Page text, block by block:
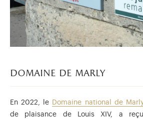
domaine de marly
En 2022, le Domaine national de Marly
de plaisance de Louis XIV, a